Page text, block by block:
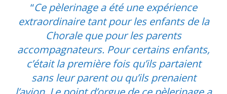
“Ce pèlerinage a été une expérience
extraordinaire tant pour les enfants de la
Chorale que pour les parents
accompagnateurs. Pour certains enfants,
c’était la première fois qu’ils partaient
sans leur parent ou qu’ils prenaient